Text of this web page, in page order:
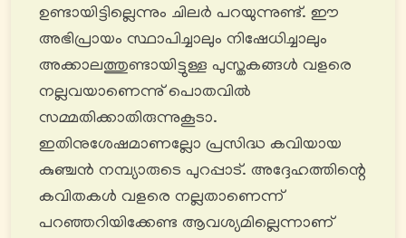
ഉണ്ടായിട്ടില്ലെന്നും ചിലര്‍ പറയുന്നുണ്ട്. ഈ
അഭിപ്രായം സ്ഥാപിച്ചാലും നിഷേധിച്ചാലും
അക്കാലത്തുണ്ടായിട്ടുള്ള പുസ്തകങ്ങള്‍ വളരെ
നല്ലവയാണെന്നു് പൊതവില്‍
സമ്മതിക്കാതിരുന്നുകൂടാ.
ഇതിനുശേഷമാണല്ലോ പ്രസിദ്ധ കവിയായ
കുഞ്ചൻ നമ്പ്യാരുടെ പുറപ്പാട്. അദ്ദേഹത്തിന്റെ
കവിതകൾ വളരെ നല്ലതാണെന്ന്
പറഞ്ഞറിയിക്കേണ്ട ആവശ്യമില്ലെന്നാണ്